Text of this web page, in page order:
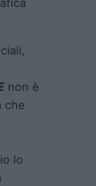
non è
che
lo